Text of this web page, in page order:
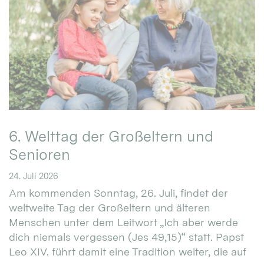
6. Welttag der Großeltern und
Senioren
24. Juli 2026
Am kommenden Sonntag, 26. Juli, findet der
weltweite Tag der Großeltern und älteren
Menschen unter dem Leitwort „Ich aber werde
dich niemals vergessen (Jes 49,15)“ statt. Papst
Leo XIV. führt damit eine Tradition weiter, die auf